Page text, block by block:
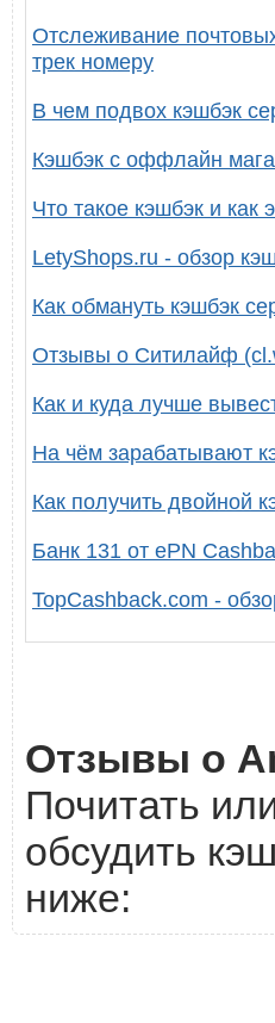
Отслеживание
трек номеру
В чем подвох кэшбэк
Кэшбэк с оффлайн
Что такое кэшбэк и как
LetyShops.ru - обзор
Как обмануть кэшбэк
Отзывы о Ситилайф
Как и куда лучше
На чём зарабатывают
Как получить двойной
Банк 131 от ePN
TopCashback.com -
Отзывы о
Почитать
обсудить
ниже: